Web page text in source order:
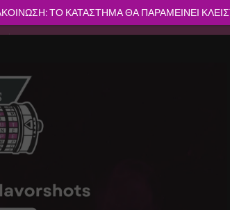
ΔΩΡΕΑΝ ΜΕΤΑΦΟΡΙΚΑ ΓΙΑ
ΔΟΧΕΊΑ POD
GTX One Pro Mod Brown 3000mAh
ΤΟ ΚΑΤΑΣΤΗΜΑ ΘΑ ΠΑΡΑΜΕΙΝΕΙ